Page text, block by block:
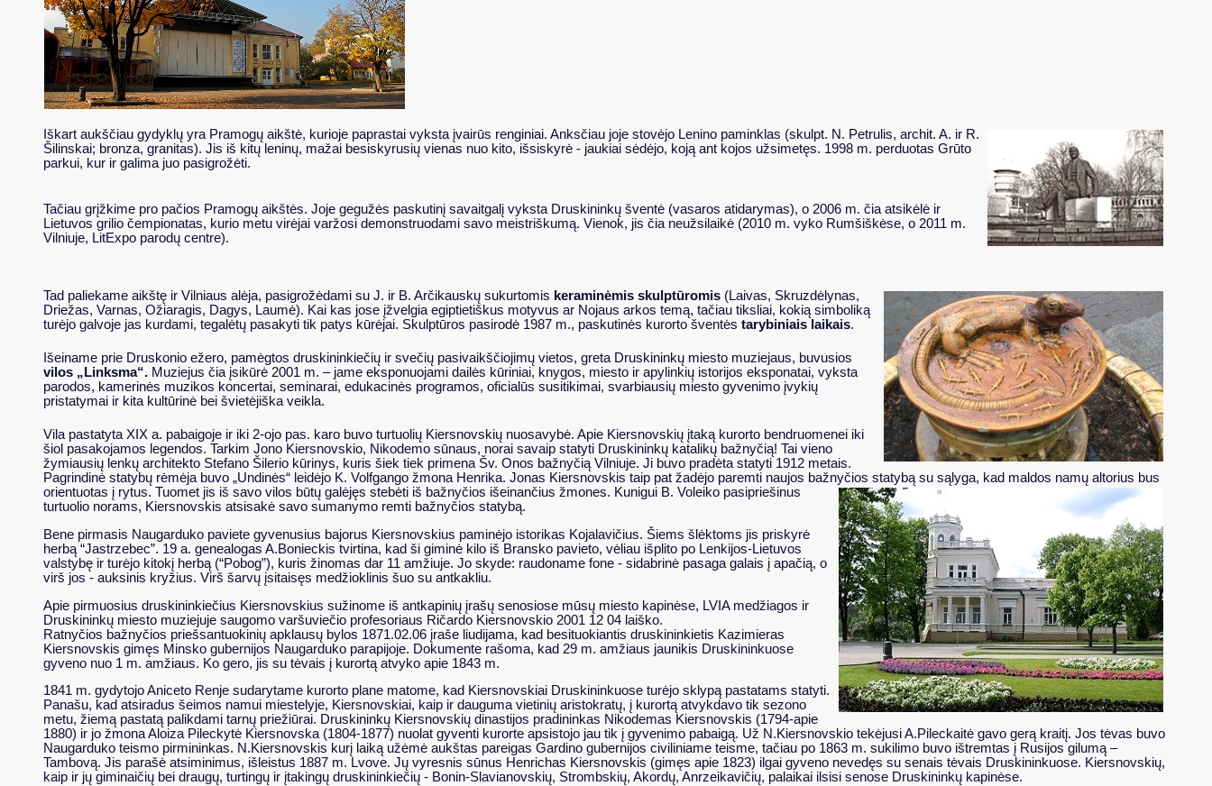
Iškart aukščiau gydyklų yra Pramogų aikštė, kurioje paprastai vyksta įvairūs renginiai. Anksčiau joje stovėjo Lenino paminklas (skulpt. N. Petrulis, archit. A. ir R.
Šilinskai; bronza, granitas). Jis iš kitų leninų, mažai besiskyrusių vienas nuo kito, išsiskyrė - jaukiai sėdėjo, koją ant kojos užsimetęs. 1998 m. perduotas Grūto
parkui, kur ir galima juo pasigrožėti.
Tačiau grįžkime pro pačios Pramogų aikštės. Joje gegužės paskutinį savaitgalį vyksta Druskininkų šventė (vasaros atidarymas), o 2006 m. čia atsikėlė ir
Lietuvos grilio čempionatas, kurio metu virėjai varžosi demonstruodami savo meistriškumą. Vienok, jis čia neužsilaikė (2010 m. vyko Rumšiškėse, o 2011 m.
Vilniuje, LitExpo parodų centre).
Tad paliekame aikštę ir Vilniaus alėja, pasigrožėdami su J. ir B. Arčikauskų sukurtomis keraminėmis skulptūromis (Laivas, Skruzdėlynas,
Driežas, Varnas, Ožiaragis, Dagys, Laumė). Kai kas jose įžvelgia egiptietiškus motyvus ar Nojaus arkos temą, tačiau tiksliai, kokią simboliką
turėjo galvoje jas kurdami, tegalėtų pasakyti tik patys kūrėjai. Skulptūros pasirodė 1987 m., paskutinės kurorto šventės tarybiniais laikais.
Išeiname prie Druskonio ežero, pamėgtos druskininkiečių ir svečių pasivaikščiojimų vietos, greta Druskininkų miesto muziejaus, buvusios
vilos „Linksma“. Muziejus čia įsikūrė 2001 m. – jame eksponuojami dailės kūriniai, knygos, miesto ir apylinkių istorijos eksponatai, vyksta
parodos, kamerinės muzikos koncertai, seminarai, edukacinės programos, oficialūs susitikimai, svarbiausių miesto gyvenimo įvykių
pristatymai ir kita kultūrinė bei švietėjiška veikla.
Vila pastatyta XIX a. pabaigoje ir iki 2-ojo pas. karo buvo turtuolių Kiersnovskių nuosavybė. Apie Kiersnovskių įtaką kurorto bendruomenei iki
šiol pasakojamos legendos. Tarkim Jono Kiersnovskio, Nikodemo sūnaus, norai savaip statyti Druskininkų katalikų bažnyčią! Tai vieno
žymiausių lenkų architekto Stefano Šilerio kūrinys, kuris šiek tiek primena Šv. Onos bažnyčią Vilniuje. Ji buvo pradėta statyti 1912 metais.
Pagrindinė statybų rėmėja buvo „Undinės“ leidėjo K. Volfgango žmona Henrika. Jonas Kiersnovskis taip pat žadėjo paremti naujos bažnyčios statybą su sąlyga, kad maldos namų altorius bus
orientuotas į rytus. Tuomet jis iš savo vilos būtų galėjęs stebėti iš bažnyčios išeinančius žmones. Kunigui B. Voleiko pasipriešinus
turtuolio norams, Kiersnovskis atsisakė savo sumanymo remti bažnyčios statybą.
Bene pirmasis Naugarduko paviete gyvenusius bajorus Kiersnovskius paminėjo istorikas Kojalavičius. Šiems šlėktoms jis priskyrė
herbą “Jastrzebec”. 19 a. genealogas A.Bonieckis tvirtina, kad ši giminė kilo iš Bransko pavieto, vėliau išplito po Lenkijos-Lietuvos
valstybę ir turėjo kitokį herbą (“Pobog”), kuris žinomas dar 11 amžiuje. Jo skyde: raudoname fone - sidabrinė pasaga galais į apačią, o
virš jos - auksinis kryžius. Virš šarvų įsitaisęs medžioklinis šuo su antkakliu.
Apie pirmuosius druskininkiečius Kiersnovskius sužinome iš antkapinių įrašų senosiose mūsų miesto kapinėse, LVIA medžiagos ir
Druskininkų miesto muziejuje saugomo varšuviečio profesoriaus Ričardo Kiersnovskio 2001 12 04 laiško.
Ratnyčios bažnyčios priešsantuokinių apklausų bylos 1871.02.06 įraše liudijama, kad besituokiantis druskininkietis Kazimieras
Kiersnovskis gimęs Minsko gubernijos Naugarduko parapijoje. Dokumente rašoma, kad 29 m. amžiaus jaunikis Druskininkuose
gyveno nuo 1 m. amžiaus. Ko gero, jis su tėvais į kurortą atvyko apie 1843 m.
1841 m. gydytojo Aniceto Renje sudarytame kurorto plane matome, kad Kiersnovskiai Druskininkuose turėjo sklypą pastatams statyti.
Panašu, kad atsiradus šeimos namui miestelyje, Kiersnovskiai, kaip ir dauguma vietinių aristokratų, į kurortą atvykdavo tik sezono
metu, žiemą pastatą palikdami tarnų priežiūrai. Druskininkų Kiersnovskių dinastijos pradininkas Nikodemas Kiersnovskis (1794-apie
1880) ir jo žmona Aloiza Pileckytė Kiersnovska (1804-1877) nuolat gyventi kurorte apsistojo jau tik į gyvenimo pabaigą. Už N.Kiersnovskio tekėjusi A.Pileckaitė gavo gerą kraitį. Jos tėvas buvo
Naugarduko teismo pirmininkas. N.Kiersnovskis kurį laiką užėmė aukštas pareigas Gardino gubernijos civiliniame teisme, tačiau po 1863 m. sukilimo buvo ištremtas į Rusijos gilumą –
Tambovą. Jis parašė atsiminimus, išleistus 1887 m. Lvove. Jų vyresnis sūnus Henrichas Kiersnovskis (gimęs apie 1823) ilgai gyveno nevedęs su senais tėvais Druskininkuose. Kiersnovskių,
kaip ir jų giminaičių bei draugų, turtingų ir įtakingų druskininkiečių - Bonin-Slavianovskių, Strombskių, Akordų, Anrzeikavičių, palaikai ilsisi senose Druskininkų kapinėse.